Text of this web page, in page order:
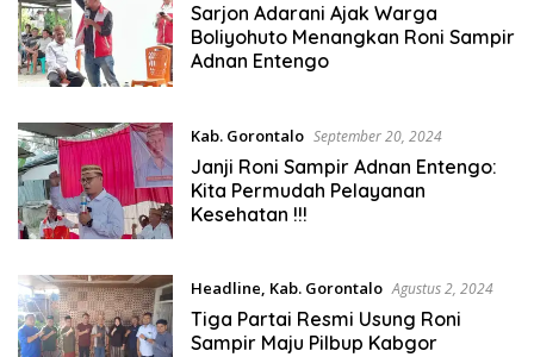
Sarjon Adarani Ajak Warga
Boliyohuto Menangkan Roni Sampir
Adnan Entengo
Kab. Gorontalo September 20, 2024
Janji Roni Sampir Adnan Entengo:
Kita Permudah Pelayanan
Kesehatan !!!
Headline, Kab. Gorontalo Agustus 2, 2024
Tiga Partai Resmi Usung Roni
Sampir Maju Pilbup Kabgor